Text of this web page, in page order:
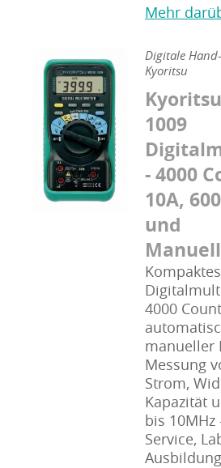
Mehr
Digitale
Kyoritsu
1009
- 4000
10A,
und
Kompaktes
4000
manueller
Messung
Strom,
Kapazität
bis
Service,